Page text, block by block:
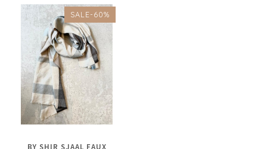
SALE-60%
BY SHIR SJAAL FAUX